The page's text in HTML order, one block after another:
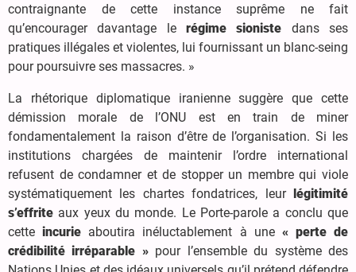
contraignante de cette instance suprême ne fait
qu’encourager davantage le régime sioniste dans ses
pratiques illégales et violentes, lui fournissant un blanc-seing
pour poursuivre ses massacres. »
La rhétorique diplomatique iranienne suggère que cette
démission morale de l’ONU est en train de miner
fondamentalement la raison d’être de l’organisation. Si les
institutions chargées de maintenir l’ordre international
refusent de condamner et de stopper un membre qui viole
systématiquement les chartes fondatrices, leur légitimité
s’effrite aux yeux du monde. Le Porte-parole a conclu que
cetteincurie aboutira inéluctablement à une « perte de
crédibilité irréparable »pour l’ensemble du système des